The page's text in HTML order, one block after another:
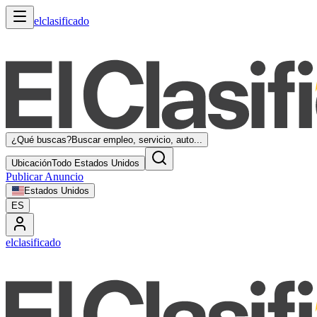
elclasificado
¿Qué buscas?Buscar empleo, servicio, auto...
UbicaciónTodo Estados Unidos
Publicar Anuncio
Estados Unidos
ES
elclasificado